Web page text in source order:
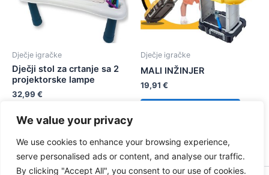
We value your privacy
We use cookies to enhance your browsing experience,
serve personalised ads or content, and analyse our traffic.
By clicking "Accept All", you consent to our use of cookies.
Dječje igračke
Dječji stol za crtanje sa 2
projektorske lampe
32,99 €
Dodaj u košaricu
Dječje igračke
MALI INŽINJER
19,91 €